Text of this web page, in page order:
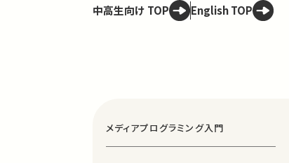
中高生向け TOP English TOP
メディアプログラミング入門